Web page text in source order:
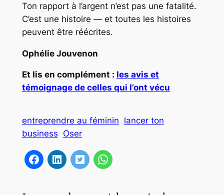
Ton rapport à l’argent n’est pas une fatalité.
C’est une histoire — et toutes les histoires
peuvent être réécrites.
Ophélie Jouvenon
Et lis en complément : les avis et
témoignage de celles qui l’ont vécu
entreprendre au féminin lancer ton
business Oser